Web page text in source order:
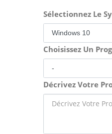
Sélectionnez Le
Choisissez Un
Décrivez Votre